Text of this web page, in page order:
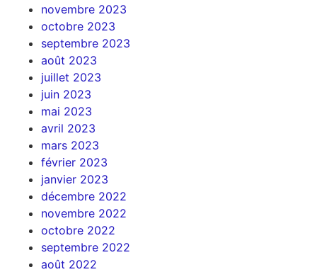
novembre 2023
octobre 2023
septembre 2023
août 2023
juillet 2023
juin 2023
mai 2023
avril 2023
mars 2023
février 2023
janvier 2023
décembre 2022
novembre 2022
octobre 2022
septembre 2022
août 2022